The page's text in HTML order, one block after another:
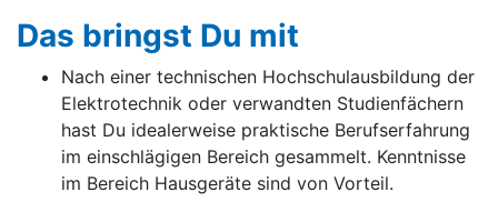
Das bringst Du mit
Nach ei­ner tech­ni­schen Hoch­schul­aus­bil­dung der
Elek­tro­tech­nik oder ver­wand­ten Stu­di­en­fä­chern
hast Du ide­a­ler­wei­se prak­ti­sche Be­rufs­er­fah­rung
im ein­schlä­gi­gen Be­reich ge­sam­melt. Kennt­nis­se
im Be­reich Haus­ge­rä­te sind von Vor­teil.